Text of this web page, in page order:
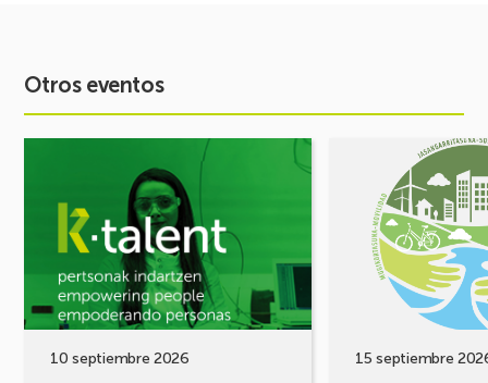
Otros eventos
10 septiembre 2026
STEAM
2027:
Despertando
vocación
15 septiembre
MOVILIDAD
¡Comparte
soluciones!